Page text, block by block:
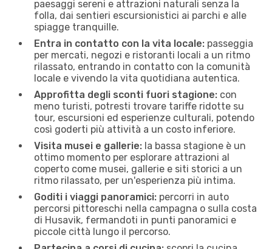
paesaggi sereni e attrazioni naturali senza la
folla, dai sentieri escursionistici ai parchi e alle
spiagge tranquille.
Entra in contatto con la vita locale: passeggia
per mercati, negozi e ristoranti locali a un ritmo
rilassato, entrando in contatto con la comunità
locale e vivendo la vita quotidiana autentica.
Approfitta degli sconti fuori stagione: con
meno turisti, potresti trovare tariffe ridotte su
tour, escursioni ed esperienze culturali, potendo
così goderti più attività a un costo inferiore.
Visita musei e gallerie: la bassa stagione è un
ottimo momento per esplorare attrazioni al
coperto come musei, gallerie e siti storici a un
ritmo rilassato, per un'esperienza più intima.
Goditi i viaggi panoramici: percorri in auto
percorsi pittoreschi nella campagna o sulla costa
di Husavik, fermandoti in ​​punti panoramici e
piccole città lungo il percorso.